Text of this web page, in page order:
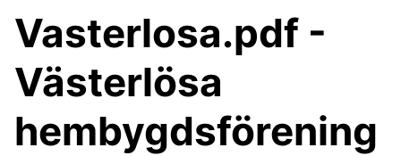
Vasterlosa.pdf -
Västerlösa
hembygdsförening